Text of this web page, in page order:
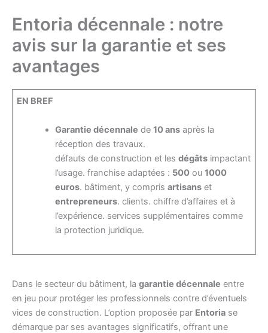
Entoria décennale : notre
avis sur la garantie et ses
avantages
EN BREF
Garantie décennale de10 ans après la
réception des travaux.
défauts de construction et lesdégâts impactant
l’usage. franchise adaptées : 500 ou1000
euros. bâtiment, y comprisartisans et
entrepreneurs. clients. chiffre d’affaires et à
l’expérience. services supplémentaires comme
la protection juridique.
Dans le secteur du bâtiment, la garantie décennale entre
en jeu pour protéger les professionnels contre d’éventuels
vices de construction. L’option proposée par Entoria se
démarque par ses avantages significatifs, offrant une